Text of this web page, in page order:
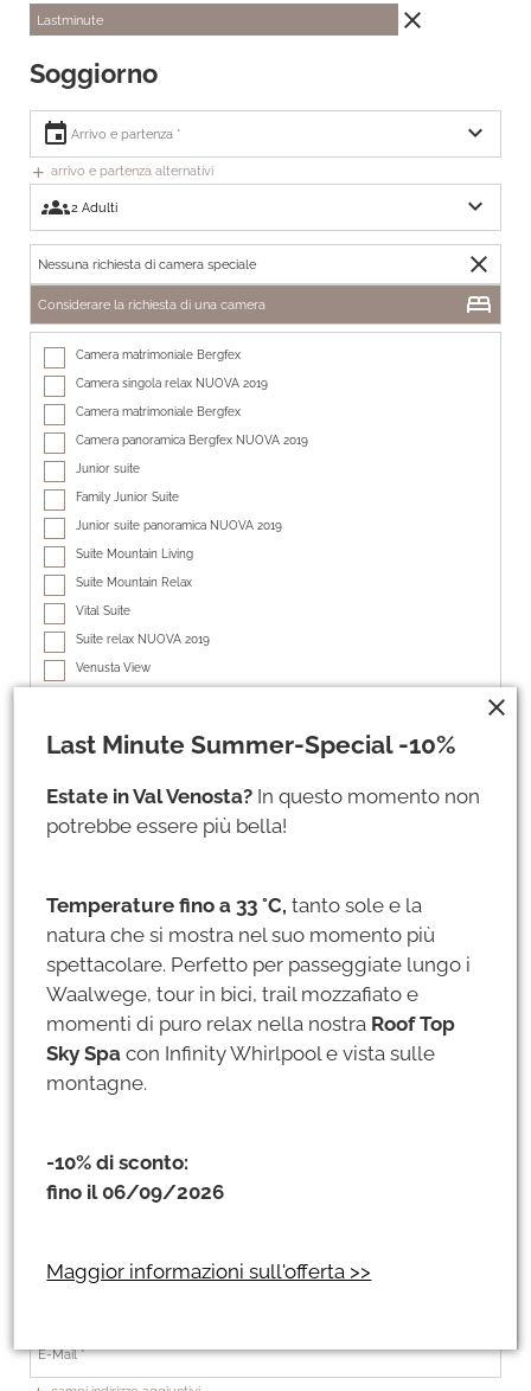
Lastminute close
Soggiorno
event expand_more
add arrivo e partenza alternativi
groups expand_more
Nessuna richiesta di camera speciale close
Considerare la richiesta di una camera bed
Camera matrimoniale Bergfex
Camera singola relax NUOVA 2019
Camera matrimoniale Bergfex
Camera panoramica Bergfex NUOVA 2019
Junior suite
Family Junior Suite
Junior suite panoramica NUOVA 2019
Suite Mountain Living
Suite Mountain Relax
Vital Suite
Suite relax NUOVA 2019
Venusta View
Suite Hubertus
Suite wellness NUOVA 2019
add Aggiungi soggiorno
Dati personali
Titolo *
In modo da potervi consigliare personalmente!
Last Minute Summer-Special -10%
Estate in Val Venosta? In questo momento non
potrebbe essere più bella!
Temperature fino a 33 °C, tanto sole e la
natura che si mostra nel suo momento più
spettacolare. Perfetto per passeggiate lungo i
Waalwege, tour in bici, trail mozzafiato e
momenti di puro relax nella nostra Roof Top
Sky Spa con Infinity Whirlpool e vista sulle
montagne.
-10% di sconto:
fino il 06/09/2026
Maggior informazioni sull'offerta >>
close